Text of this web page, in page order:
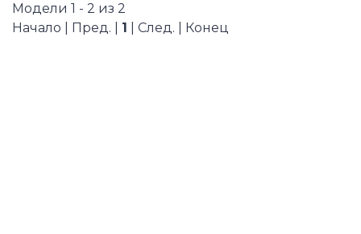
Модели 1 - 2 из 2
Начало | Пред. | 1 | След. | Конец